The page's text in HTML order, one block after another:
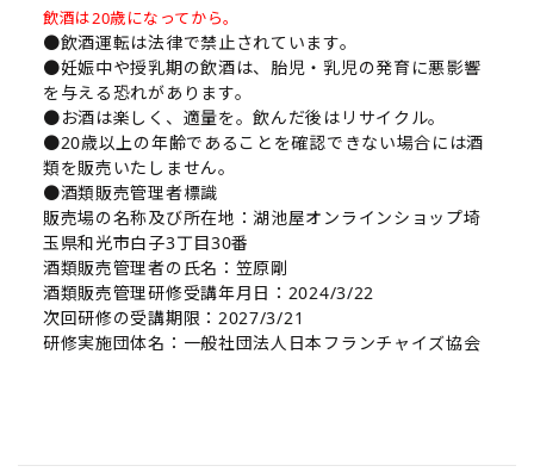
飲酒は20歳になってから。
●飲酒運転は法律で禁止されています。
●妊娠中や授乳期の飲酒は、胎児・乳児の発育に悪影響
を与える恐れがあります。
●お酒は楽しく、適量を。飲んだ後はリサイクル。
●20歳以上の年齢であることを確認できない場合には酒
類を販売いたしません。
●酒類販売管理者標識
販売場の名称及び所在地：湖池屋オンラインショップ埼
玉県和光市白子3丁目30番
酒類販売管理者の氏名：笠原剛
酒類販売管理研修受講年月日：2024/3/22
次回研修の受講期限：2027/3/21
研修実施団体名：一般社団法人日本フランチャイズ協会